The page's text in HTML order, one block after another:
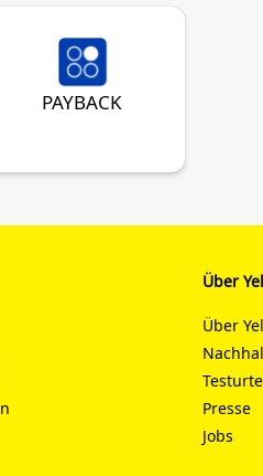
PAYBACK
Über
Über
Presse
Jobs